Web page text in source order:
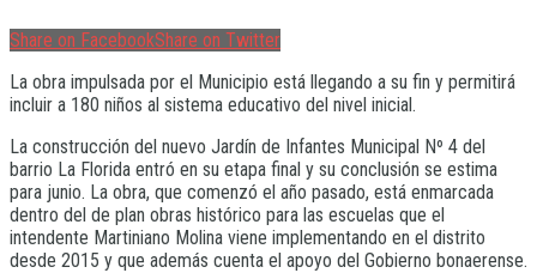
Share on FacebookShare on Twitter
La obra impulsada por el Municipio está llegando a su fin y permitirá
incluir a 180 niños al sistema educativo del nivel inicial.
La construcción del nuevo Jardín de Infantes Municipal Nº 4 del
barrio La Florida entró en su etapa final y su conclusión se estima
para junio. La obra, que comenzó el año pasado, está enmarcada
dentro del de plan obras histórico para las escuelas que el
intendente Martiniano Molina viene implementando en el distrito
desde 2015 y que además cuenta el apoyo del Gobierno bonaerense.